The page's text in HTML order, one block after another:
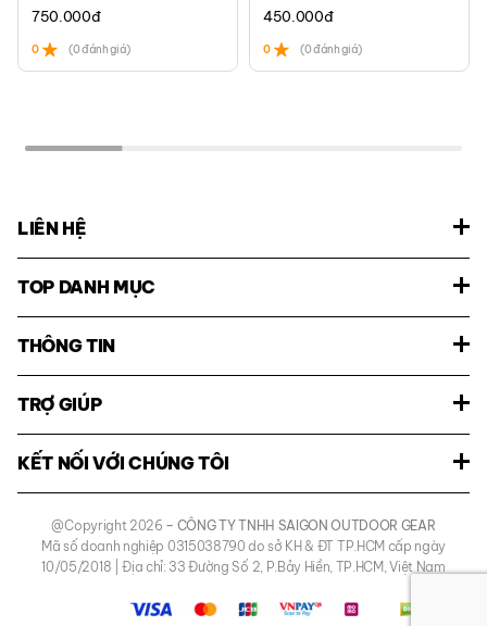
750.000đ
0 (0 đánh giá)
450.000đ
0 (0 đánh giá)
LIÊN HỆ
TOP DANH MỤC
THÔNG TIN
TRỢ GIÚP
KẾT NỐI VỚI CHÚNG TÔI
@Copyright 2026 – CÔNG TY TNHH SAIGON OUTDOOR GEAR
Mã số doanh nghiệp 0315038790 do sở KH & ĐT TP.HCM cấp ngày
10/05/2018 | Địa chỉ: 33 Đường Số 2, P.Bảy Hiền, TP.HCM, Việt Nam